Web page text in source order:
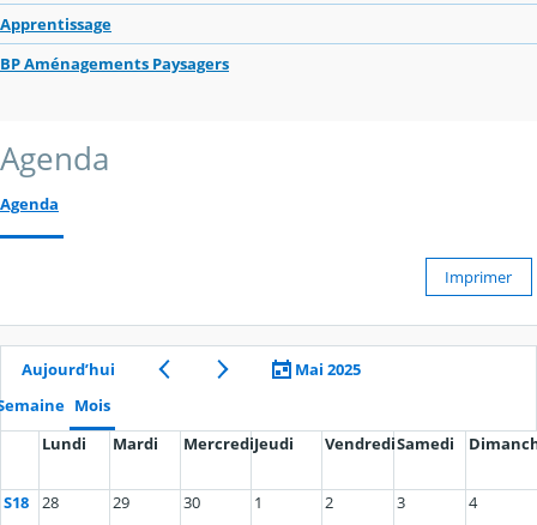
Apprentissage
BP Aménagements Paysagers
Agenda
Agenda
Imprimer
Aujourd’hui
Mai 2025
Mois
Lundi
Mardi MercrediJeudi VendrediSamedi
S18 28 29 30 1 2 3 4